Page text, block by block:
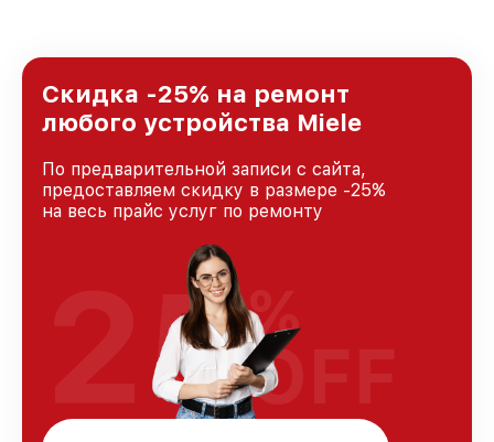
и лояльности наших клиентов.
Скидка -25% на ремонт
любого устройства Miele
По предварительной записи с сайта,
предоставляем скидку в размере -25%
на весь прайс услуг по ремонту
25%
OFF